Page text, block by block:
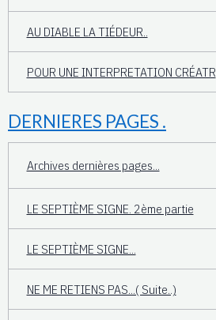
AU DIABLE LA TIÉDEUR..
POUR UNE INTERPRETATION CRÉATR
DERNIERES PAGES .
Archives dernières pages...
LE SEPTIÈME SIGNE. 2ème partie
LE SEPTIÈME SIGNE...
NE ME RETIENS PAS...( Suite..)